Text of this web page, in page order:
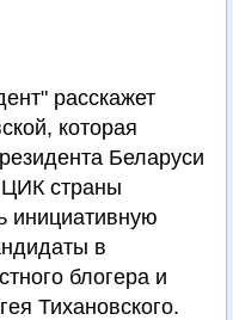
расскажет
которая
Беларуси
ЦИК страны
инициативную
в
блогера и
Тихановского.